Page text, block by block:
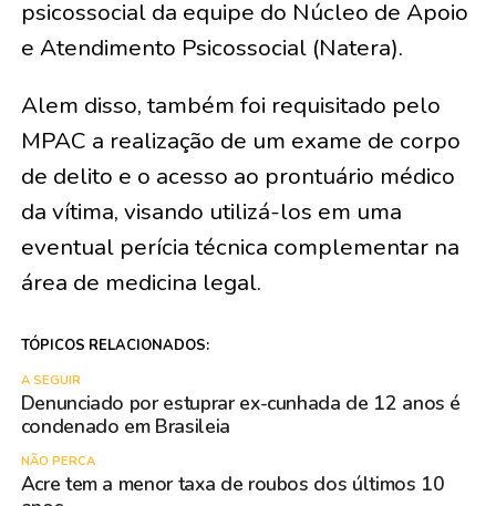
psicossocial da equipe do Núcleo de Apoio
e Atendimento Psicossocial (Natera).
Alem disso, também foi requisitado pelo
MPAC a realização de um exame de corpo
de delito e o acesso ao prontuário médico
da vítima, visando utilizá-los em uma
eventual perícia técnica complementar na
área de medicina legal.
TÓPICOS RELACIONADOS:
A SEGUIR
Denunciado por estuprar ex-cunhada de 12 anos é
condenado em Brasileia
NÃO PERCA
Acre tem a menor taxa de roubos dos últimos 10